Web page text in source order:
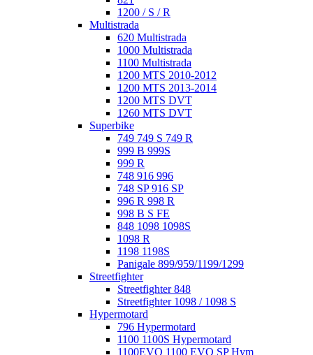
1200 / S / R
Multistrada
620 Multistrada
1000 Multistrada
1100 Multistrada
1200 MTS 2010-2012
1200 MTS 2013-2014
1200 MTS DVT
1260 MTS DVT
Superbike
749 749 S 749 R
999 B 999S
999 R
748 916 996
748 SP 916 SP
996 R 998 R
998 B S FE
848 1098 1098S
1098 R
1198 1198S
Panigale 899/959/1199/1299
Streetfighter
Streetfighter 848
Streetfighter 1098 / 1098 S
Hypermotard
796 Hypermotard
1100 1100S Hypermotard
1100EVO 1100 EVO SP Hym